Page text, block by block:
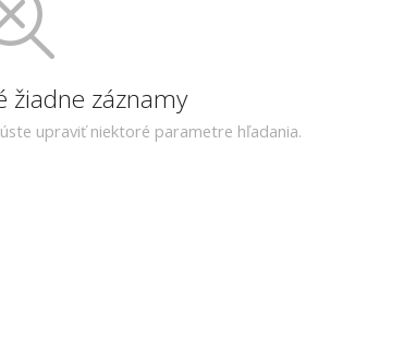
žiadne záznamy
upraviť niektoré parametre hľadania.